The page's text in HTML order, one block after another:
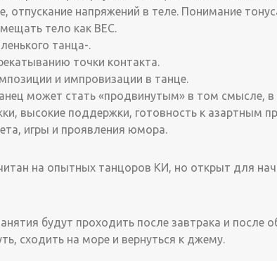
отпускание напряжений в теле. Понимание
тело как ВЕС.
танца-.
точки контакта.
и импровизации в танце.
может стать «продвинутым» в том смысле,
высокие поддержки, готовность к азартным
игры и проявления юмора.
на опытных танцоров КИ, но открыт для
будут проходить после завтрака и после
сходить на море и вернуться к джему.